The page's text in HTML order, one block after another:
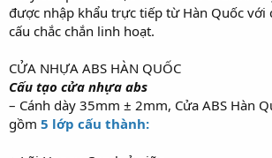
được nhập khẩu trực tiếp từ Hàn Quốc với
cấu chắc chắn linh hoạt.
CỬA NHỰA ABS HÀN QUỐC
Cấu tạo cửa nhựa abs
– Cánh dày 35mm ± 2mm, Cửa ABS Hàn
gồm 5 lớp cấu thành: